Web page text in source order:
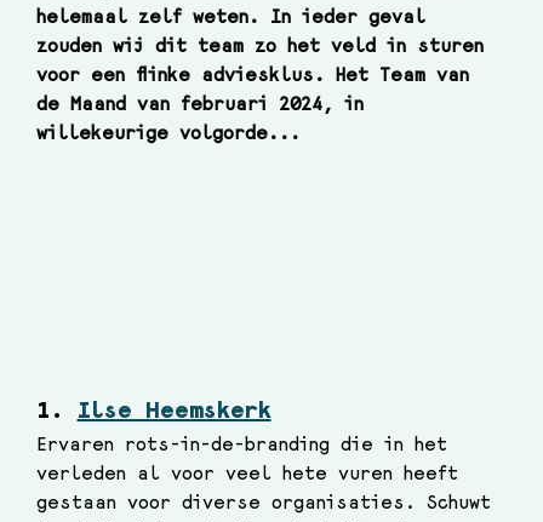
helemaal zelf weten. In ieder geval
zouden wij dit team zo het veld in sturen
voor een flinke adviesklus. Het Team van
de Maand van februari 2024, in
willekeurige volgorde...
1. Ilse Heemskerk
Ervaren rots-in-de-branding die in het
verleden al voor veel hete vuren heeft
gestaan voor diverse organisaties. Schuwt